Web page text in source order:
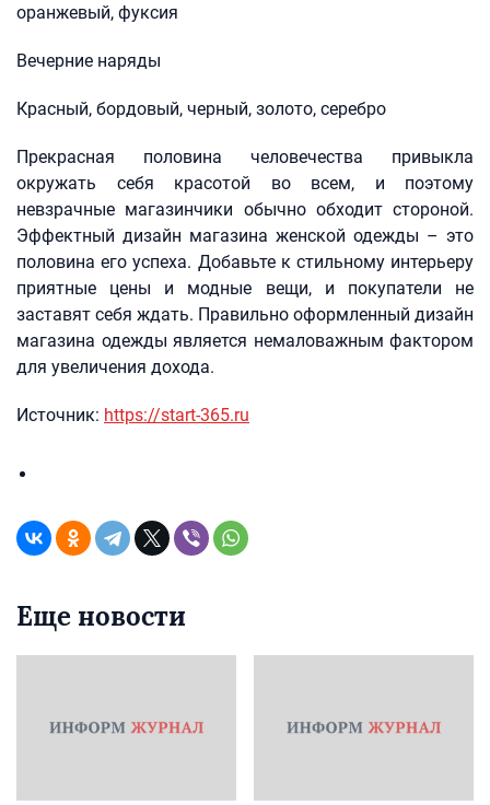
оранжевый, фуксия
Вечерние наряды
Красный, бордовый, черный, золото, серебро
Прекрасная половина человечества привыкла
окружать себя красотой во всем, и поэтому
невзрачные магазинчики обычно обходит стороной.
Эффектный дизайн магазина женской одежды – это
половина его успеха. Добавьте к стильному интерьеру
приятные цены и модные вещи, и покупатели не
заставят себя ждать. Правильно оформленный дизайн
магазина одежды является немаловажным фактором
для увеличения дохода.
Источник: https://start-365.ru
Еще новости